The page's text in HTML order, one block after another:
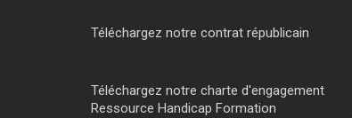
Téléchargez notre contrat républicain
Téléchargez notre charte d'engagement
Ressource Handicap Formation